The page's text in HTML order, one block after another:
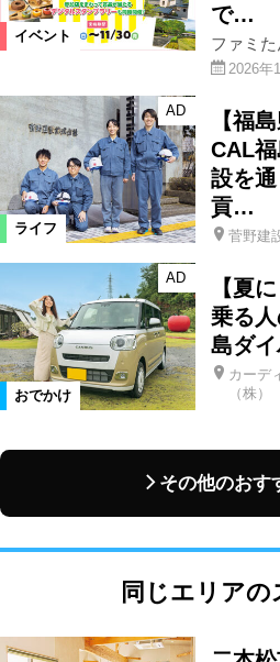
イベント
で…
ファミ
2026年
ライフ
AD
【福
CAL
設を
貢…
菅野建
おでかけ
AD
【夏
乗る
島ダ
カーデ
（株
その他のおす
同じエリアの